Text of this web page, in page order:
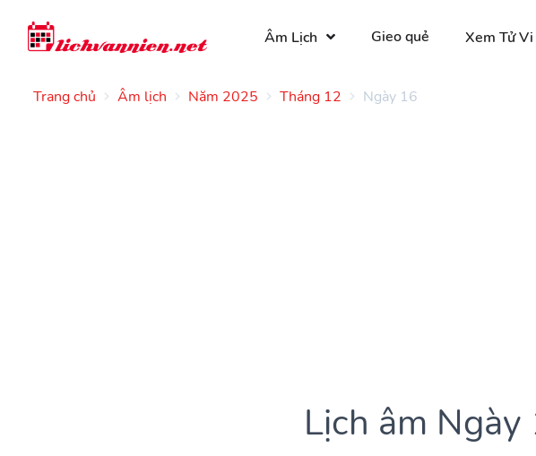
Âm Lịch Gieo quẻ Xem Tử Vi
Trang chủ Âm lịch Năm 2025 Tháng 12 Ngày 16
Lịch âm